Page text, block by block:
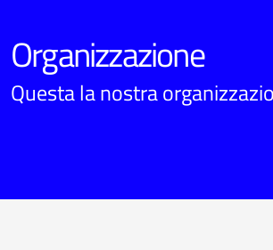
Organizzazione
Questa la nostra